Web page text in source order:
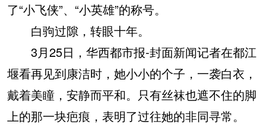
了“小飞侠”、“小英雄”的称号。
白驹过隙，转眼十年。
3月25日，华西都市报-封面新闻记者在都江
堰看再见到康洁时，她小小的个子，一袭白衣，
戴着美瞳，安静而平和。只有丝袜也遮不住的脚
上的那一块疤痕，表明了过往她的非同寻常。